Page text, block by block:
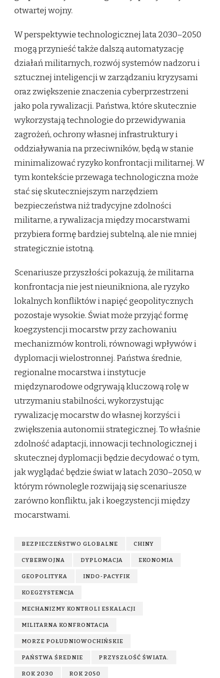
otwartej wojny.
W perspektywie technologicznej lata 2030–2050
mogą przynieść także dalszą automatyzację
działań militarnych, rozwój systemów nadzoru i
sztucznej inteligencji w zarządzaniu kryzysami
oraz zwiększenie znaczenia cyberprzestrzeni
jako pola rywalizacji. Państwa, które skutecznie
wykorzystają technologie do przewidywania
zagrożeń, ochrony własnej infrastruktury i
oddziaływania na przeciwników, będą w stanie
minimalizować ryzyko konfrontacji militarnej. W
tym kontekście przewaga technologiczna może
stać się skuteczniejszym narzędziem
bezpieczeństwa niż tradycyjne zdolności
militarne, a rywalizacja między mocarstwami
przybiera formę bardziej subtelną, ale nie mniej
strategicznie istotną.
Scenariusze przyszłości pokazują, że militarna
konfrontacja nie jest nieunikniona, ale ryzyko
lokalnych konfliktów i napięć geopolitycznych
pozostaje wysokie. Świat może przyjąć formę
koegzystencji mocarstw przy zachowaniu
mechanizmów kontroli, równowagi wpływów i
dyplomacji wielostronnej. Państwa średnie,
regionalne mocarstwa i instytucje
międzynarodowe odgrywają kluczową rolę w
utrzymaniu stabilności, wykorzystując
rywalizację mocarstw do własnej korzyści i
zwiększenia autonomii strategicznej. To właśnie
zdolność adaptacji, innowacji technologicznej i
skutecznej dyplomacji będzie decydować o tym,
jak wyglądać będzie świat w latach 2030–2050, w
którym równolegle rozwijają się scenariusze
zarówno konfliktu, jak i koegzystencji między
mocarstwami.
BEZPIECZEŃSTWO GLOBALNE CHINY
CYBERWOJNA DYPLOMACJA EKONOMIA
GEOPOLITYKA INDO-PACYFIK
KOEGZYSTENCJA
MECHANIZMY KONTROLI ESKALACJI
MILITARNA KONFRONTACJA
MORZE POŁUDNIOWOCHIŃSKIE
PAŃSTWA ŚREDNIE PRZYSZŁOŚĆ ŚWIATA.
ROK 2030 ROK 2050